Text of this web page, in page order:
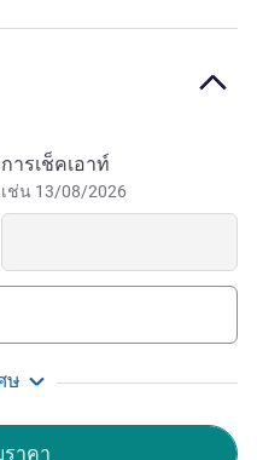
15 minutes from
to reach the Bourget
Nord Villepinte (20 mins)
and Mer de Sable theme
racetrack and its
as many events venues
ancient streets,
การเช็คเอาท์
เช่น 13/08/2026
ษ
าคา